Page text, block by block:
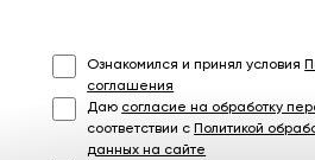
Ознакомился и принял условия
соглашения
Даю согласие на обработку
соответствии с Политикой
данных на сайте